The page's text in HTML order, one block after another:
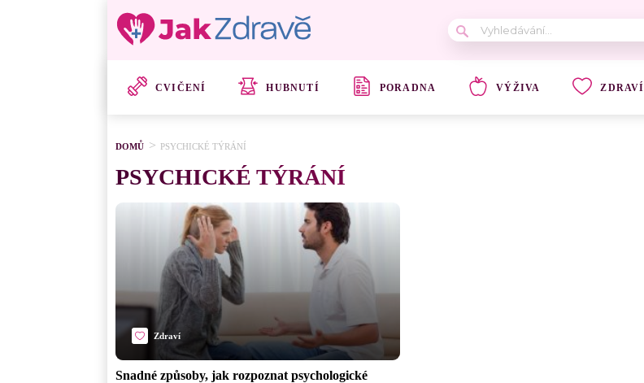
CVIČENÍ HUBNUTÍ PORADNA VÝŽIVA ZDRAVÍ
DOMŮ PSYCHICKÉ TÝRÁNÍ
PSYCHICKÉ TÝRÁNÍ
Zdraví
Snadné způsoby, jak rozpoznat psychologické